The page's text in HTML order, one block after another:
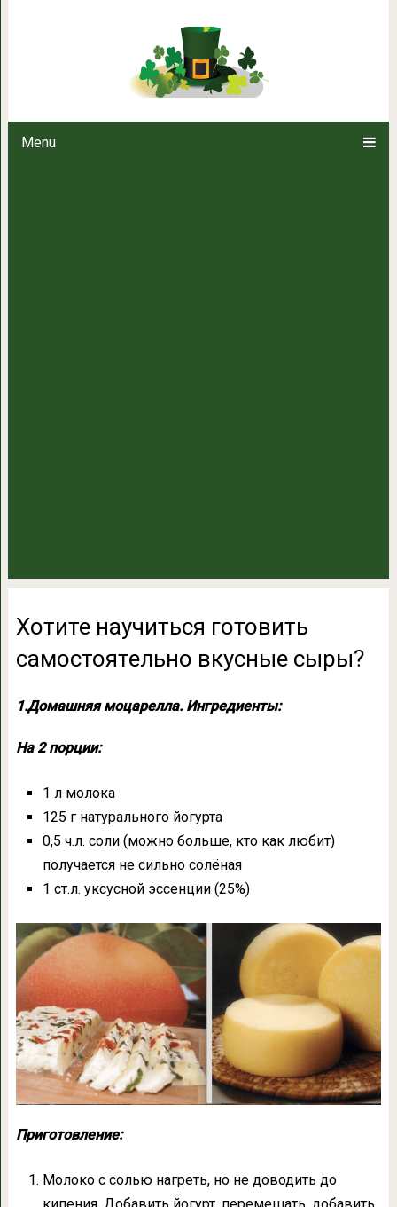
Menu
Хотите научиться готовить
Хотите научиться готовить
самостоятельно вкусные сыры?
1.Домашняя моцарелла. Ингредиенты:
На 2 порции:
1 л молока
125 г натурального йогурта
0,5 ч.л. соли (можно больше, кто как любит)
получается не сильно солёная
1 ст.л. уксусной эссенции (25%)
Приготовление:
Молоко с солью нагреть, но не доводить до